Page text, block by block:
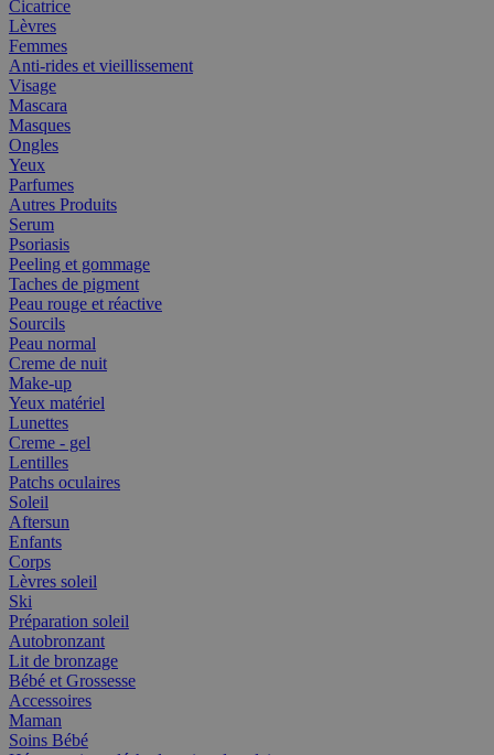
Cicatrice
Lèvres
Femmes
Anti-rides et vieillissement
Visage
Mascara
Masques
Ongles
Yeux
Parfumes
Autres Produits
Serum
Psoriasis
Peeling et gommage
Taches de pigment
Peau rouge et réactive
Sourcils
Peau normal
Creme de nuit
Make-up
Yeux matériel
Lunettes
Creme - gel
Lentilles
Patchs oculaires
Soleil
Aftersun
Enfants
Corps
Lèvres soleil
Ski
Préparation soleil
Autobronzant
Lit de bronzage
Bébé et Grossesse
Accessoires
Maman
Soins Bébé